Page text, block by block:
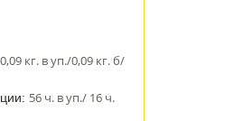
0,09 кг. в уп./0,09 кг. б/
56 ч. в уп./ 16 ч.